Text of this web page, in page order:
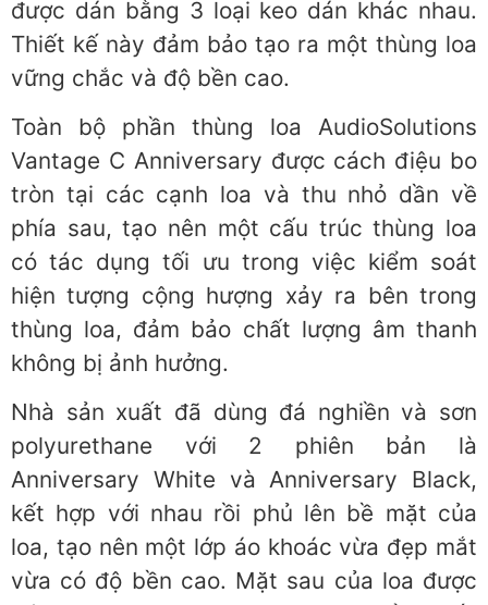
được dán bằng 3 loại keo dán khác nhau.
Thiết kế này đảm bảo tạo ra một thùng loa
vững chắc và độ bền cao.
Toàn bộ phần thùng loa AudioSolutions
Vantage C Anniversary được cách điệu bo
tròn tại các cạnh loa và thu nhỏ dần về
phía sau, tạo nên một cấu trúc thùng loa
có tác dụng tối ưu trong việc kiểm soát
hiện tượng cộng hượng xảy ra bên trong
thùng loa, đảm bảo chất lượng âm thanh
không bị ảnh hưởng.
Nhà sản xuất đã dùng đá nghiền và sơn
polyurethane với 2 phiên bản là
Anniversary White và Anniversary Black,
kết hợp với nhau rồi phủ lên bề mặt của
loa, tạo nên một lớp áo khoác vừa đẹp mắt
vừa có độ bền cao. Mặt sau của loa được